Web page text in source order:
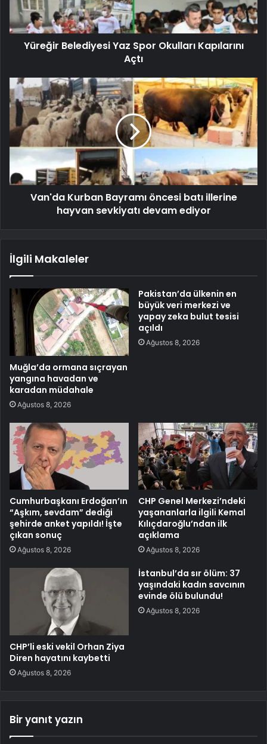
Yüreğir Belediyesi Yaz Spor Okulları Kapılarını
Açtı
Van'da Kurban Bayramı öncesi batı illerine
hayvan sevkiyatı devam ediyor
İlgili Makaleler
Muğla’da ormana sıçrayan
yangına havadan ve
karadan müdahale
Ağustos 8, 2026
Pakistan’da ülkenin en
büyük veri merkezi ve
yapay zeka bulut tesisi
açıldı
Ağustos 8, 2026
Cumhurbaşkanı Erdoğan’ın
“Aşkım, sevdam” dediği
şehirde anket yapıldı! İşte
çıkan sonuç
Ağustos 8, 2026
CHP Genel Merkezi’ndeki
yaşananlarla ilgili Kemal
Kılıçdaroğlu’ndan ilk
açıklama
Ağustos 8, 2026
CHP’li eski vekil Orhan Ziya
Diren hayatını kaybetti
Ağustos 8, 2026
İstanbul’da sır ölüm: 37
yaşındaki kadın savcının
evinde ölü bulundu!
Ağustos 8, 2026
Bir yanıt yazın